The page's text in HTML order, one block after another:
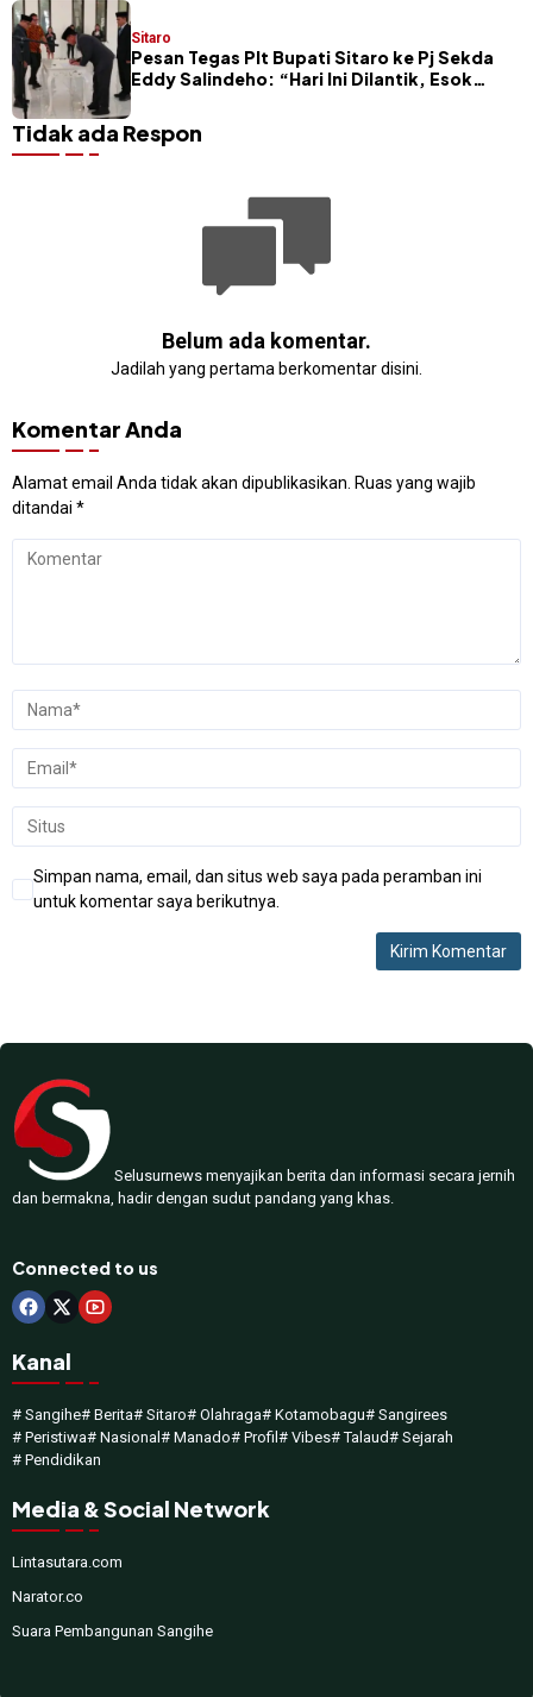
Sitaro
Pesan Tegas Plt Bupati Sitaro ke Pj Sekda
Eddy Salindeho: “Hari Ini Dilantik, Esok
Tidak ada Respon
Belum ada komentar.
Jadilah yang pertama berkomentar disini.
Komentar Anda
Alamat email Anda tidak akan dipublikasikan. Ruas yang wajib
ditandai *
Simpan nama, email, dan situs web saya pada peramban ini
untuk komentar saya berikutnya.
Selusurnews menyajikan berita dan informasi secara jernih
dan bermakna, hadir dengan sudut pandang yang khas.
Connected to us
Kanal
# Sangihe# Berita# Sitaro# Olahraga# Kotamobagu# Sangirees
# Peristiwa# Nasional # Manado# Profil # Vibes# Talaud# Sejarah
# Pendidikan
Media & Social Network
Lintasutara.com
Narator.co
Suara Pembangunan Sangihe